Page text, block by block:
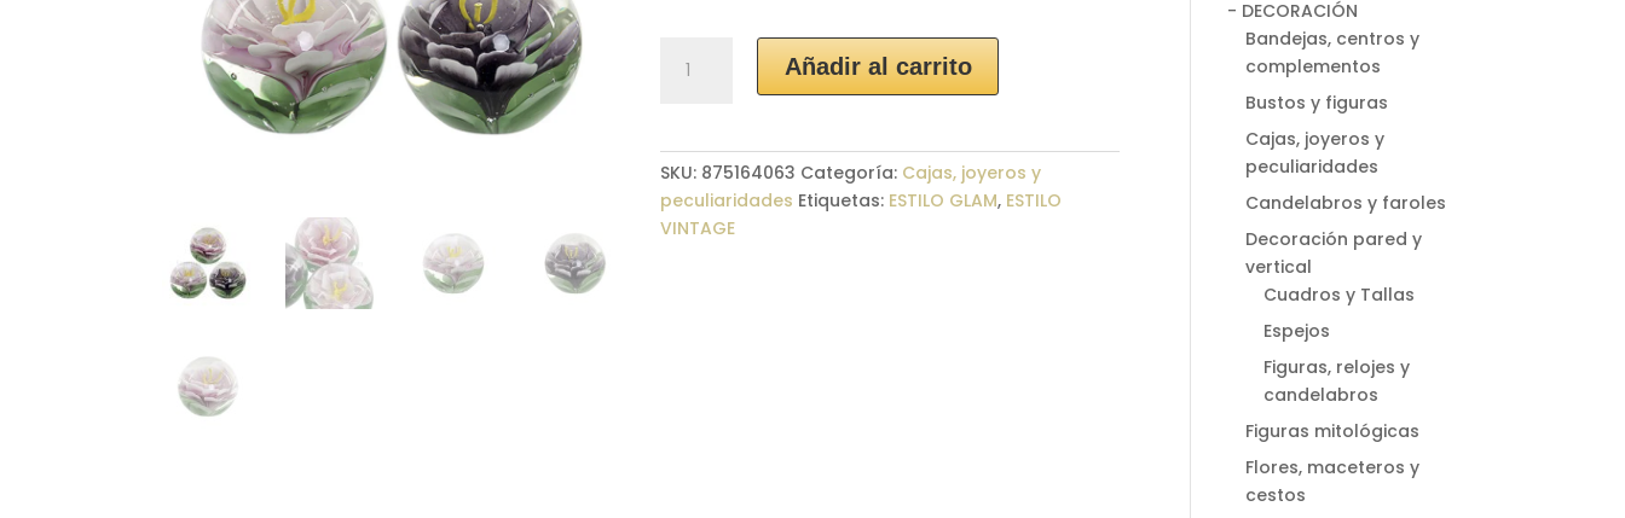
Pisapapeles
Cristal
Añadir al carrito
SKU: 875164063 Categoría: Cajas, joyeros y
peculiaridades Etiquetas: ESTILO GLAM, ESTILO
VINTAGE
- DECORACIÓN
Bandejas, centros y
complementos
Bustos y figuras
Cajas, joyeros y
peculiaridades
Candelabros y faroles
Decoración pared y
vertical
Cuadros y Tallas
Espejos
Figuras, relojes y
candelabros
Figuras mitológicas
Flores, maceteros y
cestos